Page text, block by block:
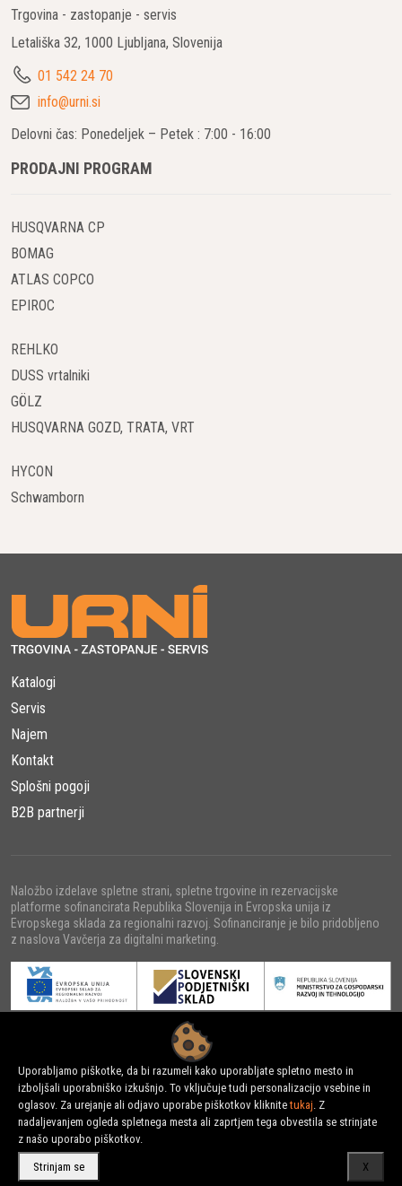
Uporabljamo piškotke, da bi razumeli kako uporabljate spletno mesto in
izboljšali uporabniško izkušnjo. To vključuje tudi personalizacijo vsebine in
oglasov. Za urejanje ali odjavo uporabe piškotkov kliknitetukaj. Z
nadaljevanjem ogleda spletnega mesta ali zaprtjem tega obvestila se strinjate
z našo uporabo piškotkov.
Strinjam se X
Trgovina - zastopanje - servis
Letališka 32, 1000 Ljubljana, Slovenija
01 542 24 70
info@urni.si
Delovni čas: Ponedeljek – Petek : 7:00 - 16:00
PRODAJNI PROGRAM
HUSQVARNA CP
BOMAG
ATLAS COPCO
EPIROC
REHLKO
DUSS vrtalniki
GÖLZ
HUSQVARNA GOZD, TRATA, VRT
HYCON
Schwamborn
Katalogi
Servis
Najem
Kontakt
Splošni pogoji
B2B partnerji
Naložbo izdelave spletne strani, spletne trgovine in rezervacijske
platforme sofinancirata Republika Slovenija in Evropska unija iz
Evropskega sklada za regionalni razvoj. Sofinanciranje je bilo pridobljeno
z naslova Vavčerja za digitalni marketing.
© 2022 - URNI d.o.o., Vse pravice pridržane.